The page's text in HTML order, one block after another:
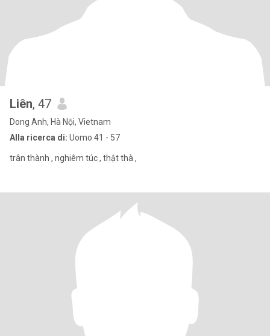
Liên, 47
Dong Anh, Hà Nội, Vietnam
Alla ricerca di: Uomo 41 - 57
trân thành , nghiêm túc , thật thà ,